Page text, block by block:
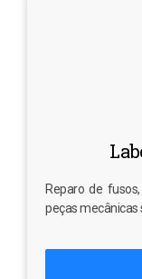
Reparo de
peças mecânicas